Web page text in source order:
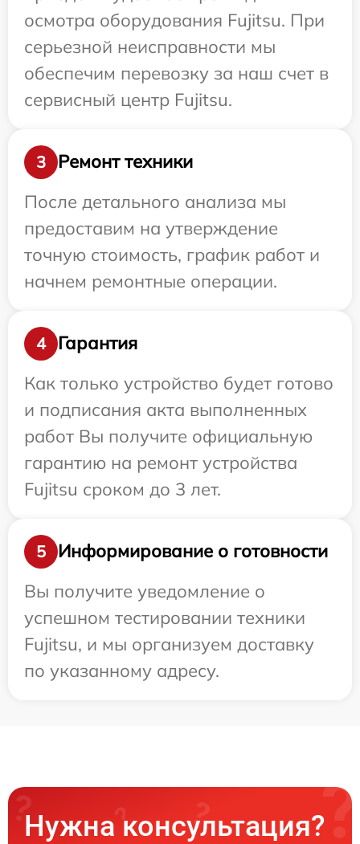
осмотра оборудования Fujitsu. При
серьезной неисправности мы
обеспечим перевозку за наш счет в
сервисный центр Fujitsu.
3
Ремонт техники
После детального анализа мы
предоставим на утверждение
точную стоимость, график работ и
начнем ремонтные операции.
4
Гарантия
Как только устройство будет готово
и подписания акта выполненных
работ Вы получите официальную
гарантию на ремонт устройства
Fujitsu сроком до 3 лет.
5
Информирование о готовности
Вы получите уведомление о
успешном тестировании техники
Fujitsu, и мы организуем доставку
по указанному адресу.
Нужна консультация?